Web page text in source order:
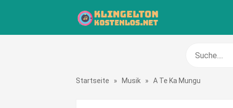
Startseite » Musik » A Te Ka Mungu